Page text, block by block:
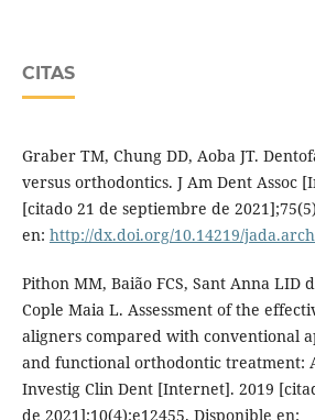
CITAS
Graber TM, Chung DD, Aoba JT.
versus orthodontics. J Am Dent Assoc
[citado 21 de septiembre de
en: http://dx.doi.org/10.14219/
Pithon MM, Baião FCS, Sant Anna LID
Cople Maia L. Assessment of the
aligners compared with conventional
and functional orthodontic treatment:
Investig Clin Dent [Internet]. 2019
de 2021];10(4):e12455. Disponible en: